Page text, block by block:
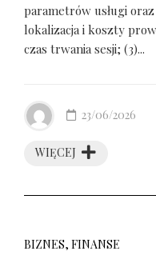
parametrów usługi
lokalizacja i koszty
czas trwania sesji; (3)...
WIĘCEJ
23/06/2026
BIZNES, FINANSE